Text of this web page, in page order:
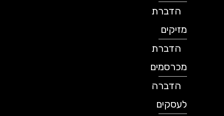
הדברת
מזיקים
הדברת
מכרסמים
הדברה
לעסקים